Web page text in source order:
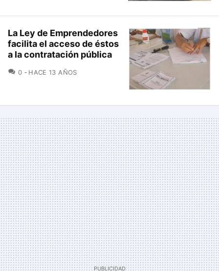
La Ley de Emprendedores
facilita el acceso de éstos
a la contratación pública
0 COMENTARIOS
HACE 13 AÑOS